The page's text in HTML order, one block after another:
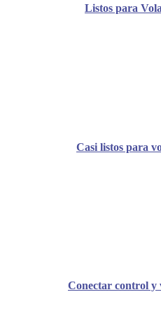
Listos para
Casi listos para
Conectar control y